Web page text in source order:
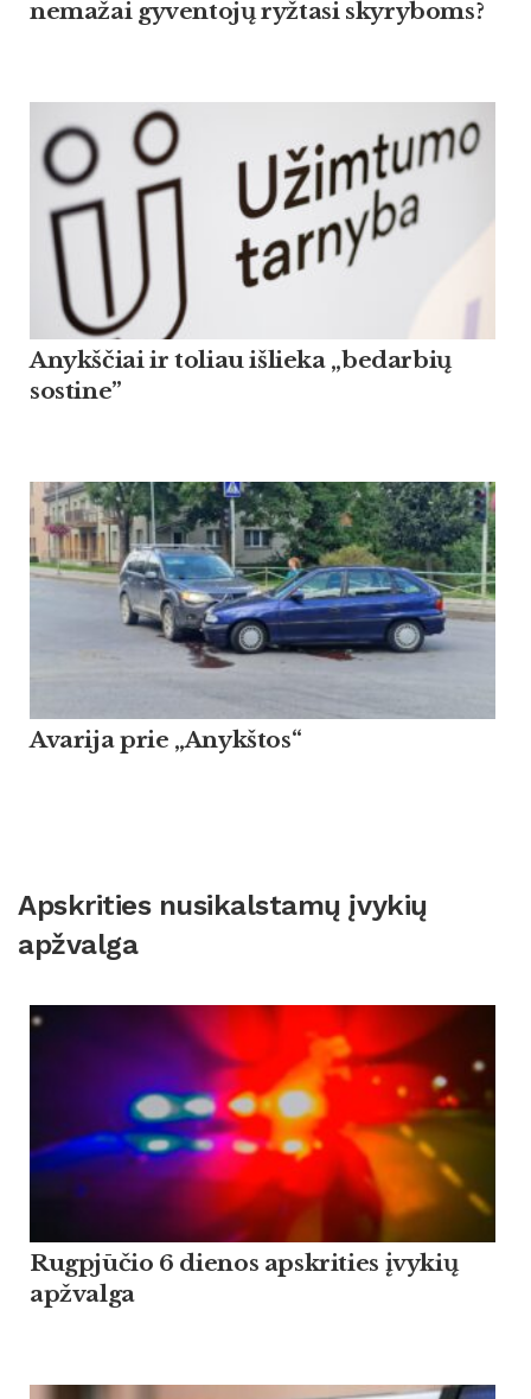
nemažai gyventojų ryžtasi skyryboms?
Anykščiai ir toliau išlieka „bedarbių
sostine”
Avarija prie „Anykštos“
Apskrities nusikalstamų įvykių
apžvalga
Rugpjūčio 6 dienos apskrities įvykių
apžvalga